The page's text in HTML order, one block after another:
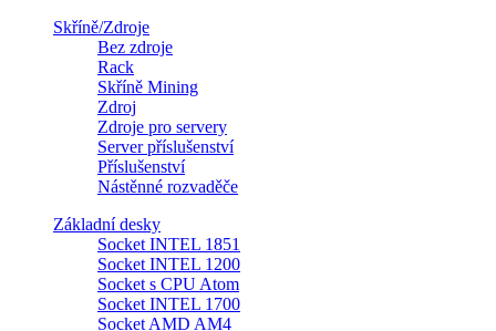
Skříně/Zdroje
Bez zdroje
Rack
Skříně Mining
Zdroj
Zdroje pro servery
Server příslušenství
Příslušenství
Nástěnné rozvaděče
Základní desky
Socket INTEL 1851
Socket INTEL 1200
Socket s CPU Atom
Socket INTEL 1700
Socket AMD AM4